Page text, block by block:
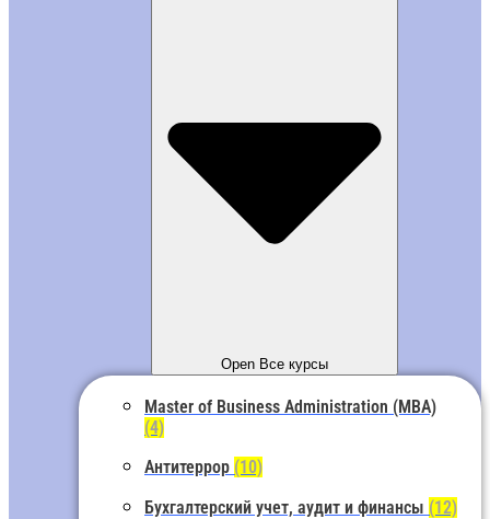
Open Все курсы
Master of Business Administration (MBA)
(4)
Антитеррор (10)
Бухгалтерский учет, аудит и финансы (12)